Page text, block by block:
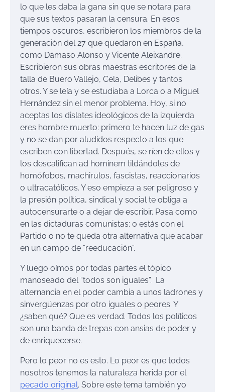
lo que les daba la gana sin que se notara para
que sus textos pasaran la censura. En esos
tiempos oscuros, escribieron los miembros de la
generación del 27 que quedaron en España,
como Dámaso Alonso y Vicente Aleixandre.
Escribieron sus obras maestras escritores de la
talla de Buero Vallejo, Cela, Delibes y tantos
otros. Y se leía y se estudiaba a Lorca o a Miguel
Hernández sin el menor problema. Hoy, si no
aceptas los dislates ideológicos de la izquierda
eres hombre muerto: primero te hacen luz de gas
y no se dan por aludidos respecto a los que
escriben con libertad. Después, se ríen de ellos y
los descalifican ad hominem tildándoles de
homófobos, machirulos, fascistas, reaccionarios
o ultracatólicos. Y eso empieza a ser peligroso y
la presión política, sindical y social te obliga a
autocensurarte o a dejar de escribir. Pasa como
en las dictaduras comunistas: o estás con el
Partido o no te queda otra alternativa que acabar
en un campo de “reeducación”.
Y luego oímos por todas partes el tópico
manoseado del “todos son iguales”. La
alternancia en el poder cambia a unos ladrones y
sinvergüenzas por otro iguales o peores. Y
¿saben qué? Que es verdad. Todos los políticos
son una banda de trepas con ansias de poder y
de enriquecerse.
Pero lo peor no es esto. Lo peor es que todos
nosotros tenemos la naturaleza herida por el
pecado original. Sobre este tema también yo